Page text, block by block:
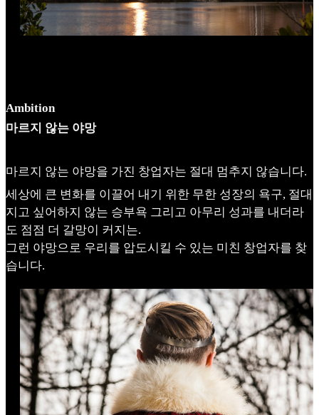
Ambition
마르지 않는 야망
마르지 않는 야망을 가진 창업자는 절대 멈추지 않습니다.
세상에 큰 변화를 이끌어 내기 위한 무한 성장의 욕구, 절대
지고 싶어하지 않는 승부욕 그리고 아무리 성과를 내더라
도 점점 더 갈망이 커지는.
그런 야망으로 우리를 압도시킬 수 있는 미친 창업자를 찾
습니다.